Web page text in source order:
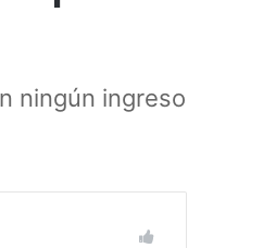
ningún ingreso